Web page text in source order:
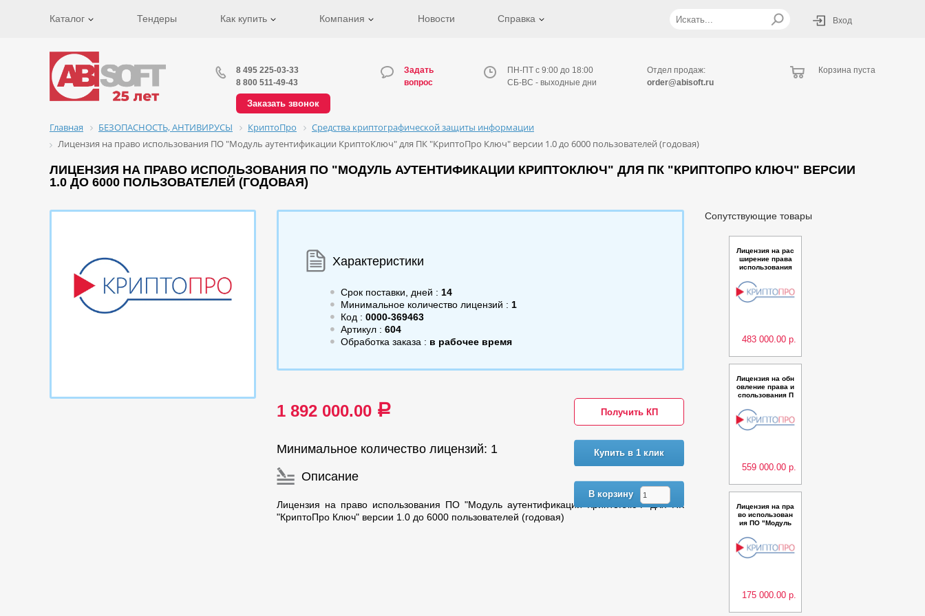
Каталог Тендеры Как купить Компания Новости Справка Вход
8 495 225-03-33
8 800 511-49-43
Заказать звонок
Задать
вопрос
ПН-ПТ с 9:00 до 18:00
СБ-ВС - выходные дни
Отдел продаж:
order@abisoft.ru
Корзина пуста
Главная БЕЗОПАСНОСТЬ, АНТИВИРУСЫ КриптоПро
Средства криптографической защиты информации
Лицензия на право использования ПО "Модуль аутентификации КриптоКлюч" для ПК "КриптоПро Ключ" версии 1.0 до 6000 пользователей (годовая)
ЛИЦЕНЗИЯ НА ПРАВО ИСПОЛЬЗОВАНИЯ ПО "МОДУЛЬ АУТЕНТИФИКАЦИИ КРИПТОКЛЮЧ" ДЛЯ ПК "КРИПТОПРО КЛЮЧ" ВЕРСИИ
1.0 ДО 6000 ПОЛЬЗОВАТЕЛЕЙ (ГОДОВАЯ)
Характеристики
Срок поставки, дней : 14
Минимальное количество лицензий : 1
Код : 0000-369463
Артикул : 604
Обработка заказа : в рабочее время
1 892 000.00 a Получить КП
Купить в 1 клик
В корзину
Минимальное количество лицензий: 1
Описание
Лицензия на право использования ПО "Модуль аутентификации КриптоКлюч" для ПК
"КриптоПро Ключ" версии 1.0 до 6000 пользователей (годовая)
Сопутствующие товары
Лицензия на рас
ширение права
использования
нтификации my
DSS для ПАК Кр
иптоПро DSS ве
483 000.00 р.
Лицензия на обн
овление права и
спользования П
па “КриптоПро C
loud CSP“ для П
К КриптоПро Кл
559 000.00 р.
Лицензия на пра
во использован
ия ПО "Модуль
мобильных при
ложений" для П
К "КриптоПро Кл
175 000.00 р.